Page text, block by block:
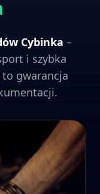
Cybinka –
i szybka
to gwarancja